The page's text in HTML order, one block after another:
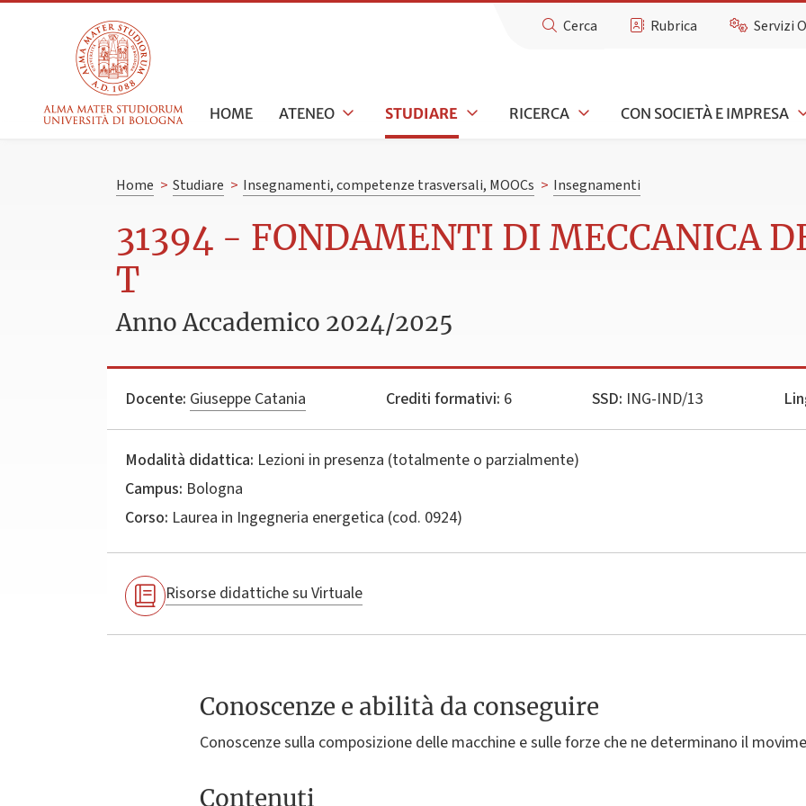
Cerca Rubrica Servizi
HOME ATENEO STUDIARE RICERCA CON SOCIETÀ E IMPRESA
Home > Studiare > Insegnamenti, competenze trasversali, MOOCs > Insegnamenti
31394 - FONDAMENTI DI MECCANICA
T
Anno Accademico 2024/2025
Docente: Giuseppe Catania Crediti formativi: 6 SSD: ING-IND/13
Modalità didattica: Lezioni in presenza (totalmente o parzialmente)
Campus: Bologna
Corso: Laurea in Ingegneria energetica (cod. 0924)
Risorse didattiche su Virtuale
Conoscenze e abilità da conseguire
Conoscenze sulla composizione delle macchine e sulle forze che ne determinano il
Contenuti